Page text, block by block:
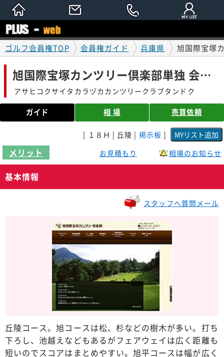
ゴルフ会員権TOP 会員権ガイド 兵庫県 旭国際宝塚
旭国際宝塚カンツリー倶楽部単独 会員権ガイド
アサヒコクサイタカラヅカカンツリークラブタンドク
ガイド 相 場 売買依頼
[ １８Ｈ | 丘陵 | 掲示板 ]
メリット お見積もり 相場のお知らせ
基本情報
スタッフへ質問メール
丘陵コース。旭コースは松、杉などの樹木が多い。打ち
下ろし、池越えなどもあるがフェアウェイは広く距離も
短いのでスコアはまとめやすい。旭平コースは幅が広く